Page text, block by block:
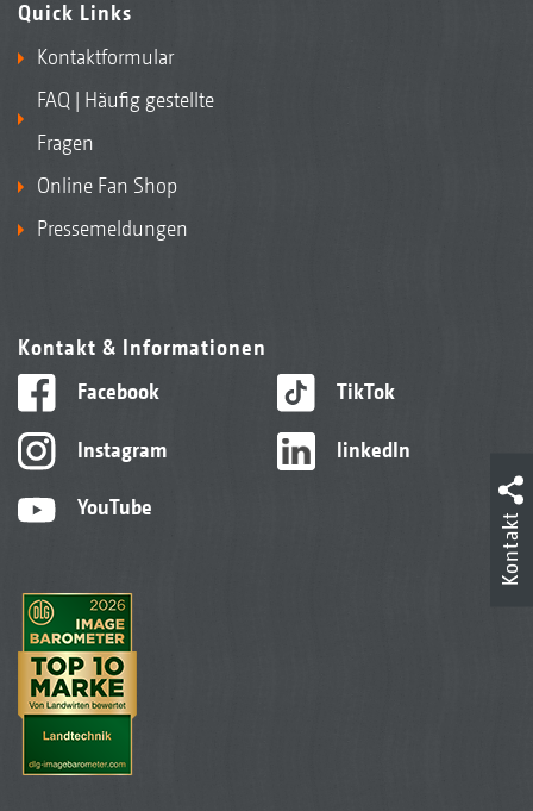
Quick Links
Kontaktformular
FAQ | Häufig gestellte
Fragen
Online Fan Shop
Pressemeldungen
Kontakt & Informationen
Facebook
Instagram
YouTube
TikTok
linkedIn
Kontakt